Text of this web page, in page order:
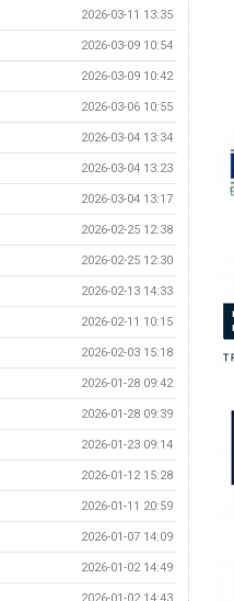
2026-03-11 13:35
2026-03-09 10:54
2026-03-09 10:42
2026-03-06 10:55
2026-03-04 13:34
2026-03-04 13:23
2026-03-04 13:17
2026-02-25 12:38
2026-02-25 12:30
2026-02-13 14:33
2026-02-11 10:15
2026-02-03 15:18
2026-01-28 09:42
2026-01-28 09:39
2026-01-23 09:14
2026-01-12 15:28
2026-01-11 20:59
2026-01-07 14:09
2026-01-02 14:49